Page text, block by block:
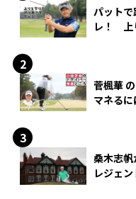
パット
レ！ 上
菅楓華
マネる
桑木志
レジェ